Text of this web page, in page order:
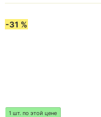
-31 %
1 шт. по этой цене